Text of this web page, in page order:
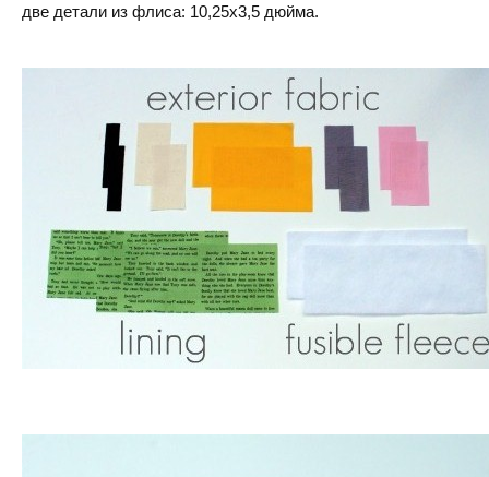
две детали из флиса: 10,25х3,5 дюйма.